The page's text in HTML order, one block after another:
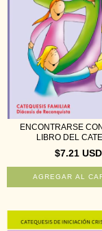
ENCONTRARSE
LIBRO DEL
$7.21 USD